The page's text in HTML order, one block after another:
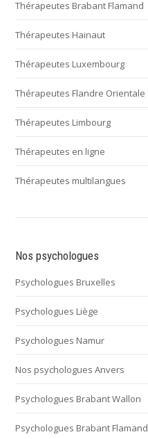
Thérapeutes Brabant Flamand
Thérapeutes Hainaut
Thérapeutes Luxembourg
Thérapeutes Flandre Orientale
Thérapeutes Limbourg
Thérapeutes en ligne
Thérapeutes multilangues
Nos psychologues
Psychologues Bruxelles
Psychologues Liège
Psychologues Namur
Nos psychologues Anvers
Psychologues Brabant Wallon
Psychologues Brabant Flamand